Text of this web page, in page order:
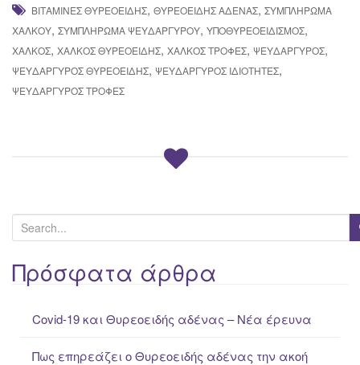
ΒΙΤΑΜΊΝΕΣ ΘΥΡΕΟΕΙΔΉΣ, ΘΥΡΕΟΕΙΔΉΣ ΑΔΈΝΑΣ, ΣΥΜΠΛΉΡΩΜΑ
ΧΑΛΚΟΎ, ΣΥΜΠΛΉΡΩΜΑ ΨΕΥΔΑΡΓΎΡΟΥ, ΥΠΟΘΥΡΕΟΕΙΔΙΣΜΌΣ,
ΧΑΛΚΌΣ, ΧΑΛΚΌΣ ΘΥΡΕΟΕΙΔΉΣ, ΧΑΛΚΌΣ ΤΡΟΦΈΣ, ΨΕΥΔΆΡΓΥΡΟΣ,
ΨΕΥΔΆΡΓΥΡΟΣ ΘΥΡΕΟΕΙΔΉΣ, ΨΕΥΔΆΡΓΥΡΟΣ ΙΔΙΌΤΗΤΕΣ,
ΨΕΥΔΆΡΓΥΡΟΣ ΤΡΟΦΈΣ
e
a
rΠρόσφατα άρθρα
Covid-19 και Θυρεοειδής αδένας – Νέα έρευνα
Πως επηρεάζει ο Θυρεοειδής αδένας την ακοή